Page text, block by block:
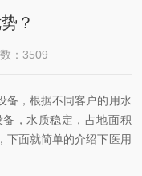
？
：3509
，根据不同客户的用水
，水质稳定，占地面积
下面就简单的介绍下医用